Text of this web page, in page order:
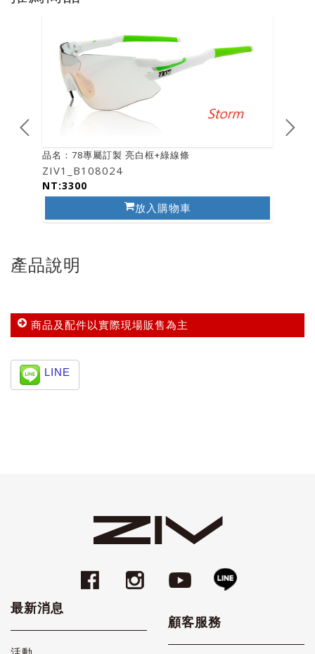
品名：78專屬訂製 亮白框+綠線條
ZIV1_B108024
NT:3300
放入購物車
產品說明
商品及配件以實際現場販售為主
LINE
最新消息
顧客服務